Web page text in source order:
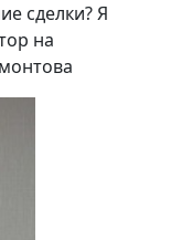
сделки? Я
на